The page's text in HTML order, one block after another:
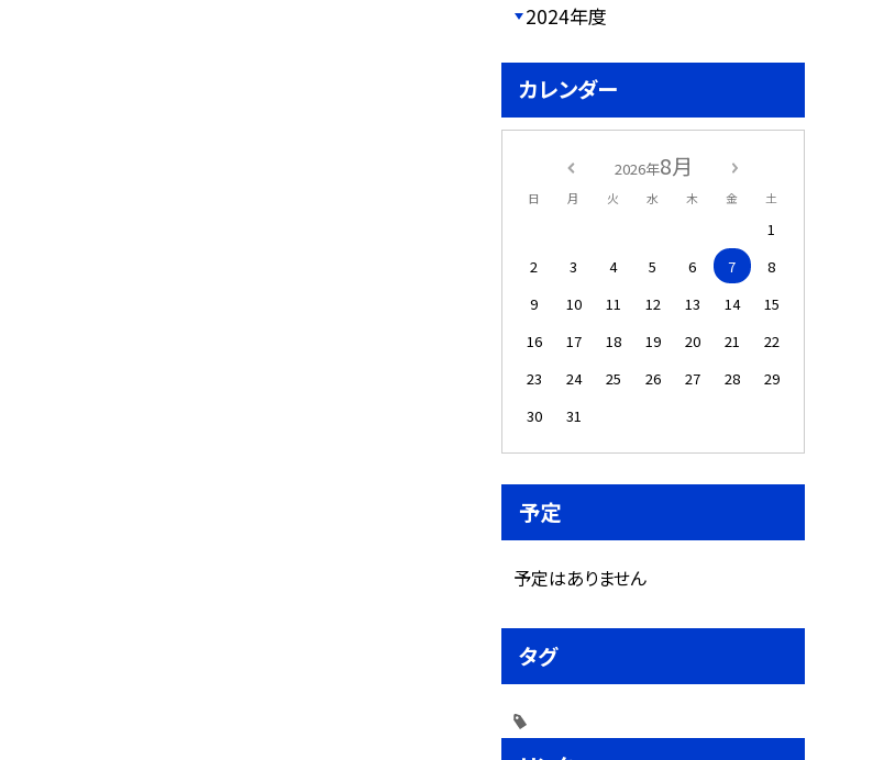
2024年度
カレンダー
2026年8月
日 月 火 水 木 金 土
1
2
3 4 5 6 7
8
9
10 11 12 13 14
15
16
17 18 19 20 21
22
23
24 25 26 27 28
29
30
31
予定
予定はありません
タグ